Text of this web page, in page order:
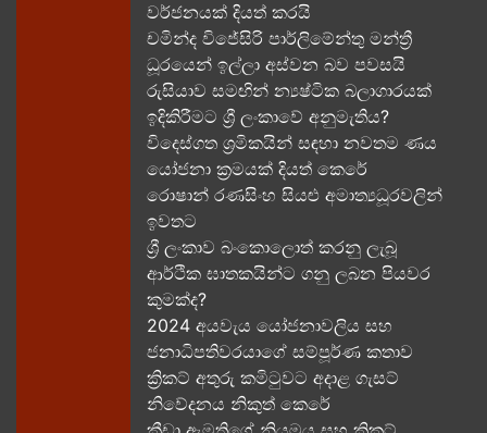
වර්ජනයක් දියත් කරයි
චමින්ද විජේසිරි පාර්ලිමේන්තු මන්ත්‍රී
ධූරයෙන් ඉල්ලා අස්වන බව පවසයි
රුසියාව සමඟින් න්‍යෂ්ටික බලාගාරයක්
ඉදිකිරීමට ශ්‍රී ලංකාවේ අනුමැතිය?
විදෙස්ගත ශ්‍රමිකයින් සඳහා නවතම ණය
යෝජනා ක්‍රමයක් දියත් කෙරේ
රොෂාන් රණසිංහ සියළු අමාත්‍යධූරවලින්
ඉවතට​
ශ්‍රී ලංකාව බංකොලොත් කරනු ලැබූ
ආර්ථික ඝාතකයින්ට ගනු ලබන පියවර
කුමක්ද​?
2024 අයවැය යෝජනාවලිය​ සහ
ජනාධිපතිවරයාගේ සම්පූර්ණ කතාව​
ක්‍රිකට් අතුරු කමිටුවට අදාළ ගැසට්
නිවේදනය නිකුත් කෙරේ